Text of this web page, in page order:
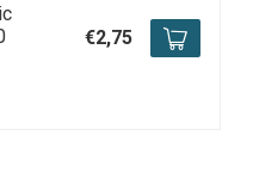
€2,75